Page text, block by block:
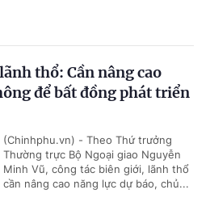
thổ: Cần nâng cao
để bất đồng phát triển
(Chinhphu.vn) - Theo Thứ trưởng
Thường trực Bộ Ngoại giao Nguyễn
Minh Vũ, công tác biên giới, lãnh thổ
cần nâng cao năng lực dự báo, chủ...